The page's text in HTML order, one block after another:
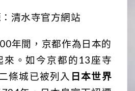
清水寺官方網站
年間，京都作為日本的
來。如今京都的13座寺
條城已被列入 日本世界